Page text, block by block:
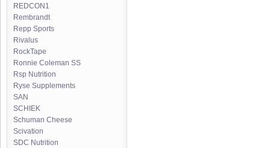
REDCON1
Rembrandt
Repp Sports
Rivalus
RockTape
Ronnie Coleman SS
Rsp Nutrition
Ryse Supplements
SAN
SCHIEK
Schuman Cheese
Scivation
SDC Nutrition